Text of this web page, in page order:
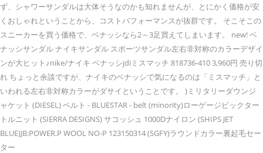
ず、シャワーサンダルは大体そうなのかも知れませんが、とにかく価格が安
くおしゃれということから、コストパフォーマンスが抜群です。 そこそこの
スニーカーを買う価格で、ベナッシなら2～3足買えてしまいます。 new! ベ
ナッシサンダル ナイキサンダル スポーツサンダル左右非対称のカラーデザイ
ンが大ヒット♪nike/ナイキ ベナッシjdiミスマッチ 818736-410 3,960円 売り切
れ ちょっと余談ですが、ナイキのベナッシで気になるのは「ミスマッチ」と
いわれる左右非対称カラーがダサイということです。 )ミリタリーダウンジ
ャケット (DIESEL) ベルト - BLUESTAR - belt (minority)ローゲージビックター
トルニット (SIERRA DESIGNS) サコッシュ 1000Dナイロン (SHIPS JET
BLUE)JB:POWER.P WOOL NO-P 123150314 (SGFY)ラウンドカラー裏起毛セー
ター